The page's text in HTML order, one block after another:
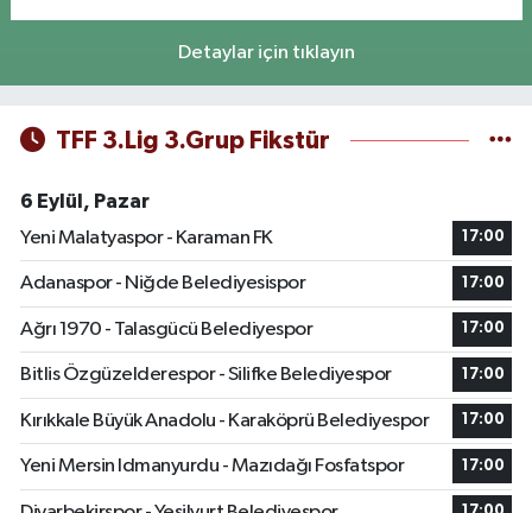
Detaylar için tıklayın
TFF 3.Lig 3.Grup Fikstür
6 Eylül, Pazar
Yeni Malatyaspor - Karaman FK
17:00
Adanaspor - Niğde Belediyesispor 17:00
Ağrı 1970 - Talasgücü Belediyespor 17:00
Bitlis Özgüzelderespor - Silifke Belediyespor 17:00
Kırıkkale Büyük Anadolu - Karaköprü Belediyespor 17:00
Yeni Mersin Idmanyurdu - Mazıdağı Fosfatspor 17:00